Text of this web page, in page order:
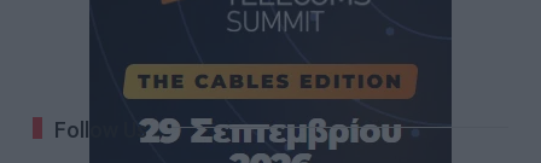
Follow Us